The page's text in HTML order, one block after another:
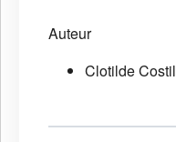
Auteur
Clotilde Costil